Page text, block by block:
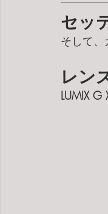
セッ
そして
レン
LUMIX